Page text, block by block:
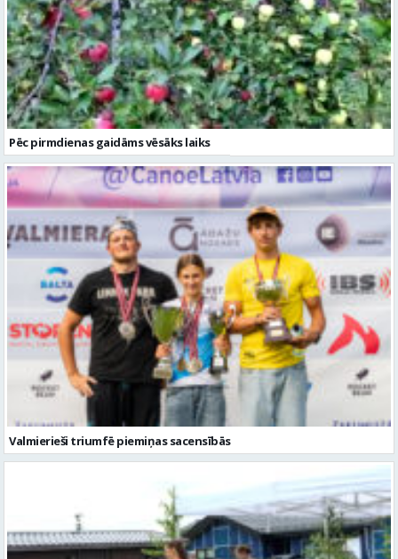
Pēc pirmdienas gaidāms vēsāks laiks
Valmierieši triumfē piemiņas sacensībās